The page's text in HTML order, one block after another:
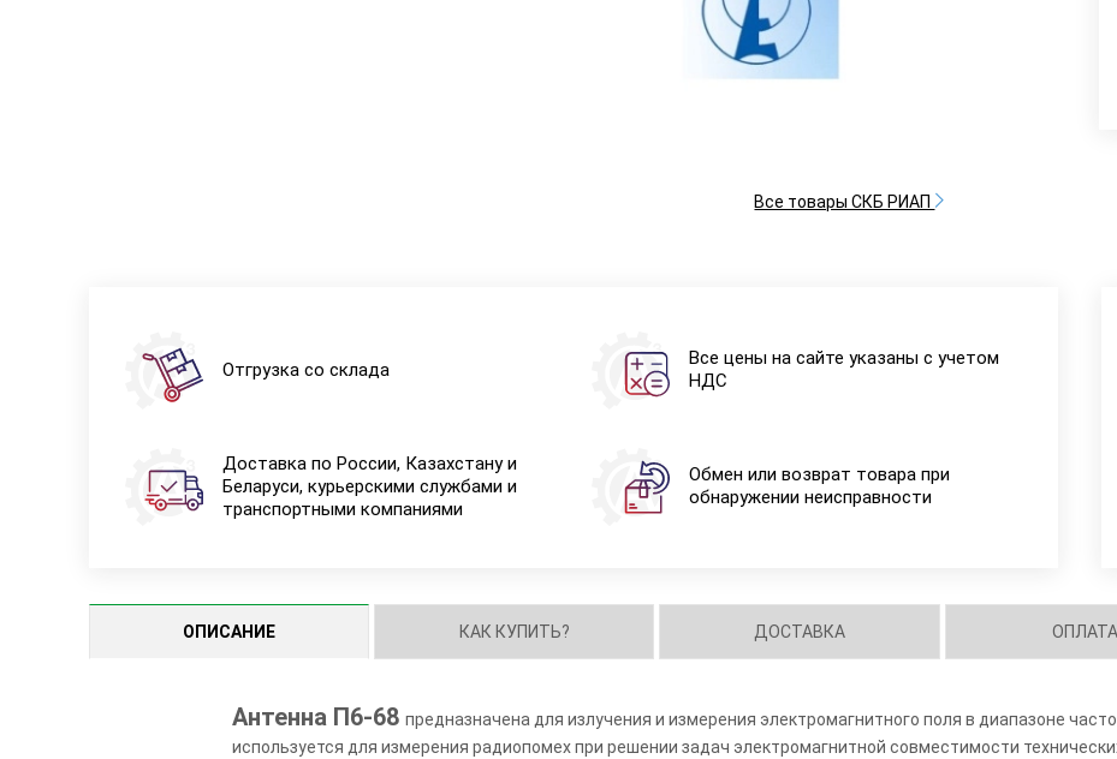
Все товары СКБ РИАП
Отгрузка со склада
Все цены на сайте указаны с учетом
НДС
Доставка по России, Казахстану и
Беларуси, курьерскими службами и
транспортными компаниями
Обмен или возврат товара при
обнаружении неисправности
ОПИСАНИЕ КАК КУПИТЬ? ДОСТАВКА ОПЛАТА
Антенна П6-68предназначена для излучения и измерения электромагнитного поля в диапазоне
используется для измерения радиопомех при решении задач электромагнитной совместимости